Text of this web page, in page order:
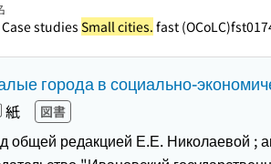
studies Small cities. fast
города в социально-
紙 図書
общей редакцией Е.Е. Николаевой ;